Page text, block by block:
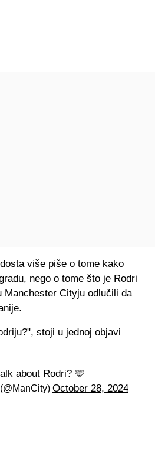
više piše o tome kako
nego o tome što je Rodri
Cityju odlučili da
stoji u jednoj objavi
about Rodri? 🩵
October 28, 2024